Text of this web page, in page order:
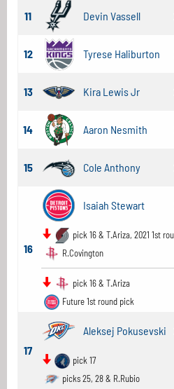
11 Devin Vassell
12 Tyrese Haliburton
13 Kira Lewis Jr
14 Aaron Nesmith
15 Cole Anthony
16
Isaiah Stewart
pick 16 & T.Ariza, 2021 1st
R.Covington
pick 16 & T.Ariza
Future 1st round pick
17
Aleksej Pokusevski
pick 17
picks 25, 28 & R.Rubio